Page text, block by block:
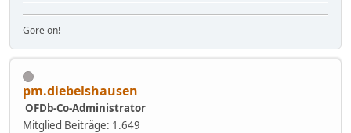
Gore on!
pm.diebelshausen
OFDb-Co-Administrator
Mitglied Beiträge: 1.649